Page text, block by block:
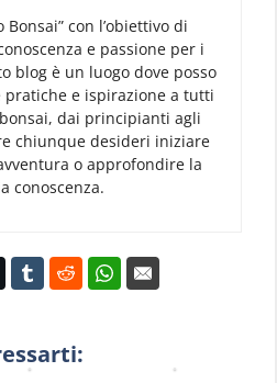
Bonsai” con l’obiettivo di
e passione per i
blog è un luogo dove posso
e ispirazione a tutti
dai principianti agli
chiunque desideri iniziare
o approfondire la
conoscenza.
C
a
r
n
i
v
o
r
o
n
i
C
u
r
a
D
e
l